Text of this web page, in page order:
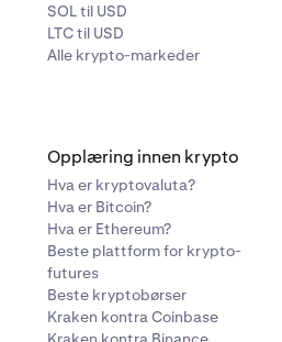
SOL til USD
LTC til USD
Alle krypto-markeder
Opplæring innen krypto
Hva er kryptovaluta?
Hva er Bitcoin?
Hva er Ethereum?
Beste plattform for krypto-
futures
Beste kryptobørser
Kraken kontra Coinbase